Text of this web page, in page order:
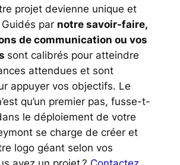
projet devienne unique et
par notre savoir-faire,
de communication ou vos
sont calibrés pour atteindre
attendues et sont
appuyer vos objectifs. Le
qu’un premier pas, fusse-t-
le déploiement de votre
se charge de créer et
logo géant selon vos